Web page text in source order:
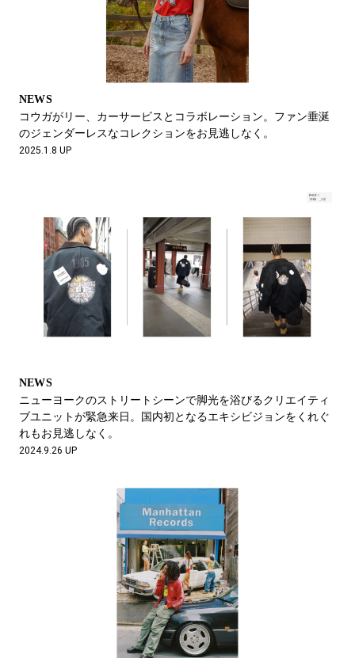
NEWS
コウガがリー、カーサービスとコラボレーション。ファン垂涎
のジェンダーレスなコレクションをお見逃しなく。
2025.1.8 UP
NEWS
ニューヨークのストリートシーンで脚光を浴びるクリエイティ
ブユニットが緊急来日。国内初となるエキシビジョンをくれぐ
れもお見逃しなく。
2024.9.26 UP